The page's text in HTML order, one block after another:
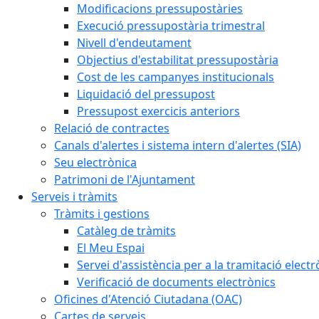
Modificacions pressupostàries
Execució pressupostària trimestral
Nivell d'endeutament
Objectius d'estabilitat pressupostària
Cost de les campanyes institucionals
Liquidació del pressupost
Pressupost exercicis anteriors
Relació de contractes
Canals d'alertes i sistema intern d'alertes (SIA)
Seu electrònica
Patrimoni de l'Ajuntament
Serveis i tràmits
Tràmits i gestions
Catàleg de tràmits
El Meu Espai
Servei d'assistència per a la tramitació
Verificació de documents electrònics
Oficines d'Atenció Ciutadana (OAC)